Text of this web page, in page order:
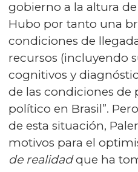
gobierno a la altura
Hubo por tanto una
condiciones de
recursos (incluyendo
cognitivos y
de las condiciones de
político en Brasil”.
de esta situación,
motivos para el
de realidadque ha